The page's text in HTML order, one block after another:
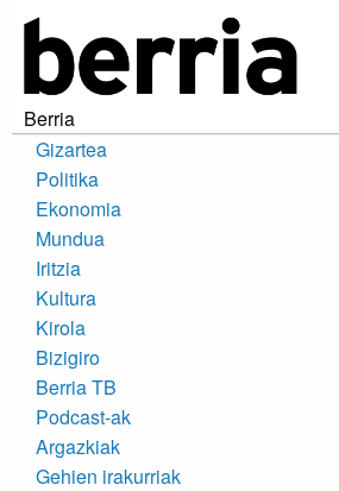
Berria
Gizartea
Politika
Ekonomia
Mundua
Iritzia
Kultura
Kirola
Bizigiro
Berria TB
Podcast-ak
Argazkiak
Gehien irakurriak